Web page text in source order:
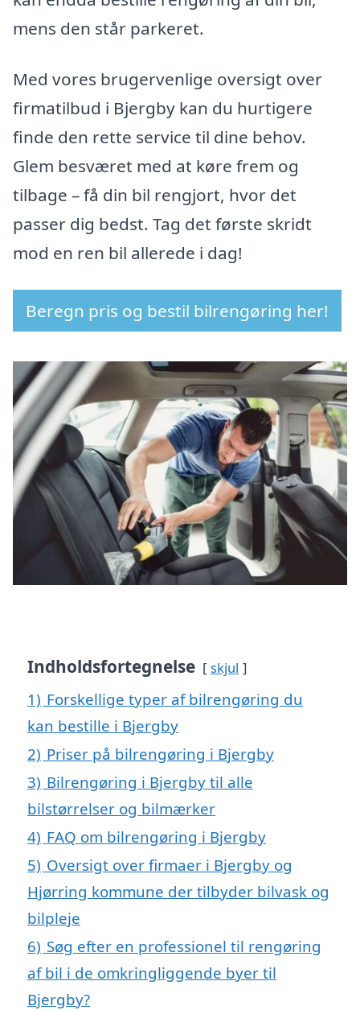
mens den står parkeret.
Med vores brugervenlige oversigt over
firmatilbud i Bjergby kan du hurtigere
finde den rette service til dine behov.
Glem besværet med at køre frem og
tilbage – få din bil rengjort, hvor det
passer dig bedst. Tag det første skridt
mod en ren bil allerede i dag!
Beregn pris og bestil bilrengøring her!
Indholdsfortegnelse skjul
1) Forskellige typer af bilrengøring du
kan bestille i Bjergby
2) Priser på bilrengøring i Bjergby
3) Bilrengøring i Bjergby til alle
bilstørrelser og bilmærker
4) FAQ om bilrengøring i Bjergby
5) Oversigt over firmaer i Bjergby og
Hjørring kommune der tilbyder bilvask og
bilpleje
6) Søg efter en professionel til rengøring
af bil i de omkringliggende byer til
Bjergby?